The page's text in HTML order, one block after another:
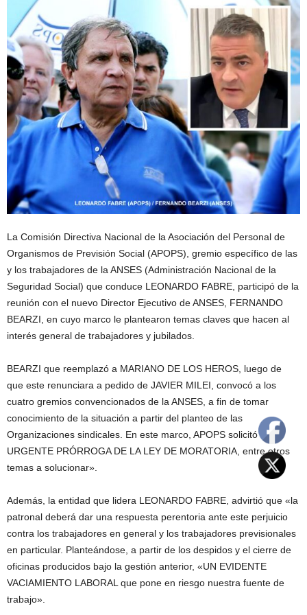
La Comisión Directiva Nacional de la Asociación del Personal de
Organismos de Previsión Social (APOPS), gremio específico de las
y los trabajadores de la ANSES (Administración Nacional de la
Seguridad Social) que conduce LEONARDO FABRE, participó de la
reunión con el nuevo Director Ejecutivo de ANSES, FERNANDO
BEARZI, en cuyo marco le plantearon temas claves que hacen al
interés general de trabajadores y jubilados.
BEARZI que reemplazó a MARIANO DE LOS HEROS, luego de
que este renunciara a pedido de JAVIER MILEI, convocó a los
cuatro gremios convencionados de la ANSES, a fin de tomar
conocimiento de la situación a partir del planteo de las
Organizaciones sindicales. En este marco, APOPS solicitó «la
URGENTE PRÓRROGA DE LA LEY DE MORATORIA, entre otros
temas a solucionar».
Además, la entidad que lidera LEONARDO FABRE, advirtió que «la
patronal deberá dar una respuesta perentoria ante este perjuicio
contra los trabajadores en general y los trabajadores previsionales
en particular. Planteándose, a partir de los despidos y el cierre de
oficinas producidos bajo la gestión anterior, «UN EVIDENTE
VACIAMIENTO LABORAL que pone en riesgo nuestra fuente de
trabajo».